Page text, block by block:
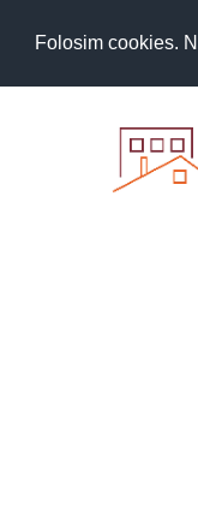
Folosim cookies.